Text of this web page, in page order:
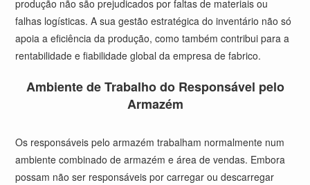
produção não são prejudicados por faltas de materiais ou
falhas logísticas. A sua gestão estratégica do inventário não só
apoia a eficiência da produção, como também contribui para a
rentabilidade e fiabilidade global da empresa de fabrico.
Ambiente de Trabalho do Responsável pelo
Armazém
Os responsáveis pelo armazém trabalham normalmente num
ambiente combinado de armazém e área de vendas. Embora
possam não ser responsáveis por carregar ou descarregar